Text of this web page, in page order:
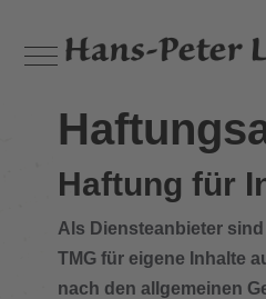
Mobile Menu Toggle
Haftung für
Als Diensteanbieter
TMG für eigene Inhalte
nach den allgemeinen